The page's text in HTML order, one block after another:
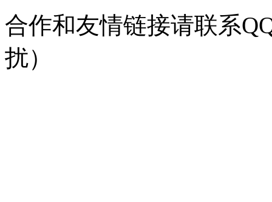
合作和友情链接请联系
扰）